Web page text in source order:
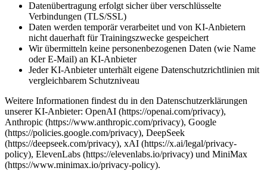
Datenübertragung erfolgt sicher über verschlüsselte
Verbindungen (TLS/SSL)
Daten werden temporär verarbeitet und von KI-Anbietern
nicht dauerhaft für Trainingszwecke gespeichert
Wir übermitteln keine personenbezogenen Daten (wie Name
oder E-Mail) an KI-Anbieter
Jeder KI-Anbieter unterhält eigene Datenschutzrichtlinien mit
vergleichbarem Schutzniveau
Weitere Informationen findest du in den Datenschutzerklärungen
unserer KI-Anbieter: OpenAI (https://openai.com/privacy),
Anthropic (https://www.anthropic.com/privacy), Google
(https://policies.google.com/privacy), DeepSeek
(https://deepseek.com/privacy), xAI (https://x.ai/legal/privacy-
policy), ElevenLabs (https://elevenlabs.io/privacy) und MiniMax
(https://www.minimax.io/privacy-policy).